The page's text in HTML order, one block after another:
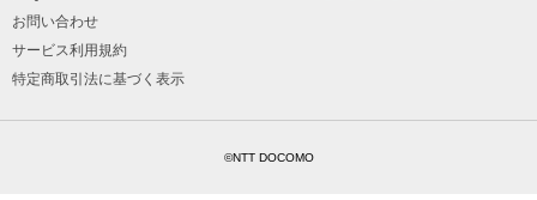
お問い合わせ
サービス利用規約
特定商取引法に基づく表示
©NTT DOCOMO